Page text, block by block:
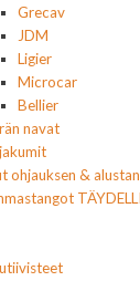
Grecav
JDM
Ligier
Microcar
Bellier
navat
ohjauksen &